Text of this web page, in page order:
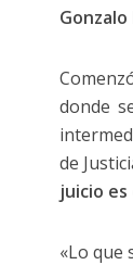
Gonzalo
donde
de
juicio
«Lo que